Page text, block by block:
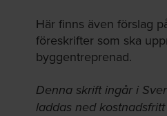
Här finns även förslag
föreskrifter som ska
byggentreprenad.
Denna skrift ingår i
laddas ned